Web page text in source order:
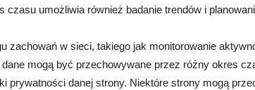
czasu umożliwia również badanie trendów i
zachowań w sieci, takiego jak monitorowanie
mogą być przechowywane przez różny okres
prywatności danej strony. Niektóre strony mogą